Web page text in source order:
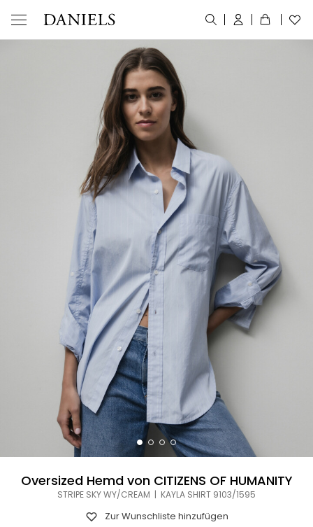
Oversized Hemd von CITIZENS OF HUMANITY
STRIPE SKY WY/CREAM | KAYLA SHIRT 9103/1595
Zur Wunschliste hinzufügen